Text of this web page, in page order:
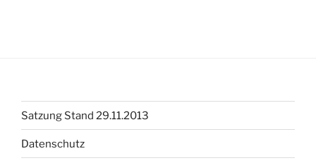
Satzung Stand 29.11.2013
Datenschutz